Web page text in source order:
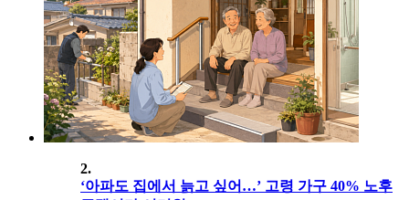
2.
‘아파도 집에서 늙고 싶어…’ 고령 가구 40% 노후